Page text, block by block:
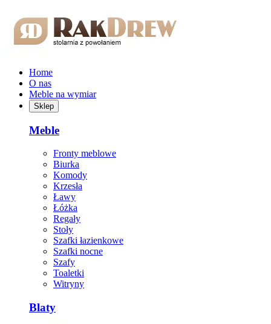
Home
O nas
Meble na wymiar
Sklep
Meble
Fronty meblowe
Biurka
Komody
Krzesła
Ławy
Łóżka
Regały
Stoły
Szafki łazienkowe
Szafki nocne
Szafy
Toaletki
Witryny
Blaty